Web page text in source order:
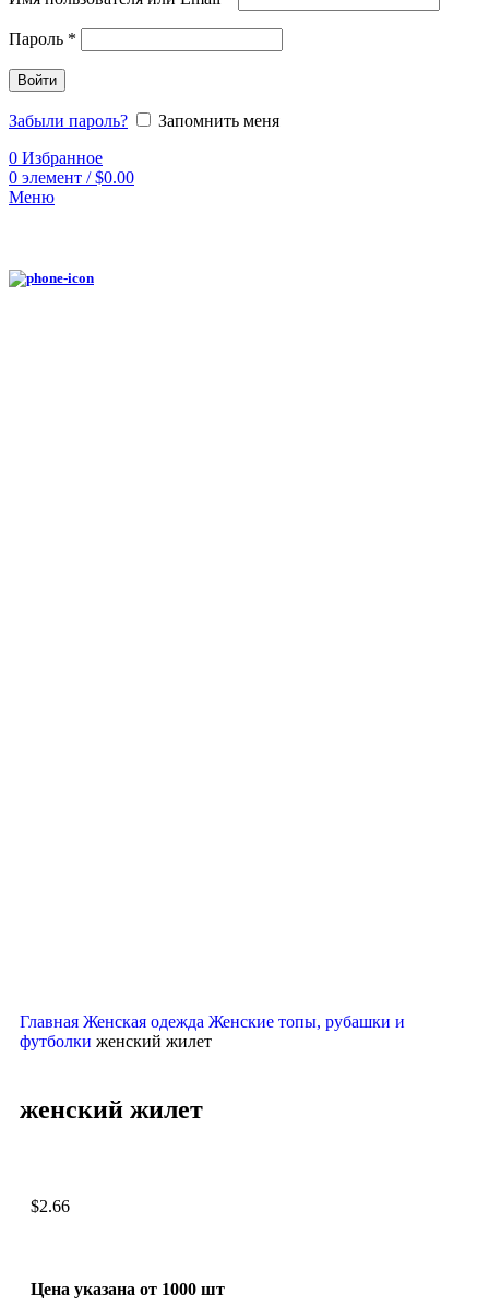
Пароль *
Войти
Забыли пароль?
Запомнить меня
0 Избранное
0 элемент / $0.00
Меню
Главная Женская одежда Женские топы, рубашки и
футболки женский жилет
женский жилет
$2.66
Цена указана от 1000 шт